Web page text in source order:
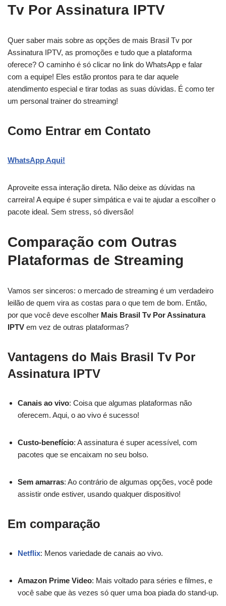
Tv Por Assinatura IPTV
Quer saber mais sobre as opções de mais Brasil Tv por
Assinatura IPTV, as promoções e tudo que a plataforma
oferece? O caminho é só clicar no link do WhatsApp e falar
com a equipe! Eles estão prontos para te dar aquele
atendimento especial e tirar todas as suas dúvidas. É como ter
um personal trainer do streaming!
Como Entrar em Contato
WhatsApp Aqui!
Aproveite essa interação direta. Não deixe as dúvidas na
carreira! A equipe é super simpática e vai te ajudar a escolher o
pacote ideal. Sem stress, só diversão!
Comparação com Outras
Plataformas de Streaming
Vamos ser sinceros: o mercado de streaming é um verdadeiro
leilão de quem vira as costas para o que tem de bom. Então,
por que você deve escolher Mais Brasil Tv Por Assinatura
IPTV em vez de outras plataformas?
Vantagens do Mais Brasil Tv Por
Assinatura IPTV
Canais ao vivo: Coisa que algumas plataformas não
oferecem. Aqui, o ao vivo é sucesso!
Custo-benefício: A assinatura é super acessível, com
pacotes que se encaixam no seu bolso.
Sem amarras: Ao contrário de algumas opções, você pode
assistir onde estiver, usando qualquer dispositivo!
Em comparação
Netflix: Menos variedade de canais ao vivo.
Amazon Prime Video: Mais voltado para séries e filmes, e
você sabe que às vezes só quer uma boa piada do stand-up.